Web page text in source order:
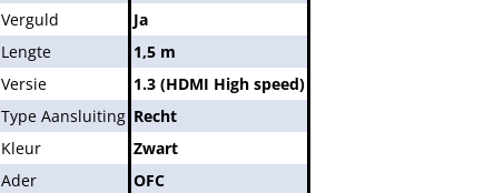
Verguld
Ja
Lengte
1,5 m
Versie
1.3 (HDMI High speed)
Type Aansluiting Recht
Kleur
Zwart
Ader
OFC